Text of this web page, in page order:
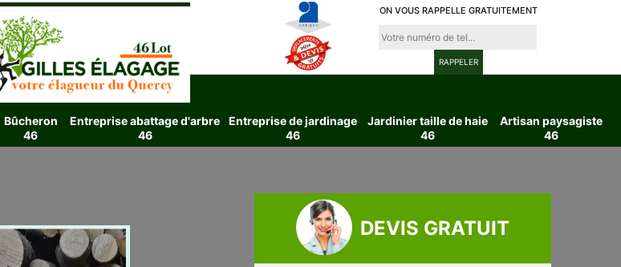
ON VOUS RAPPELLE GRATUITEMENT
Bûcheron
46
Entreprise abattage d'arbre
46
Entreprise de jardinage
46
Jardinier taille de haie
46
Artisan paysagiste
46
DEVIS GRATUIT